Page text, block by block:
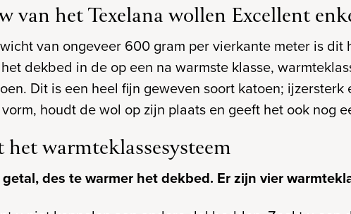
van het Texelana wollen Excellent
van ongeveer 600 gram per vierkante meter is
dekbed in de op een na warmste klasse,
Dit is een heel fijn geweven soort katoen;
houdt de wol op zijn plaats en geeft het ook nog
warmteklassesysteem
des te warmer het dekbed. Er zijn vier